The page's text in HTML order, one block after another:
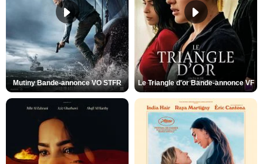
Mutiny Bande-annonce VO STFR Le Triangle d'or Bande-annonce VF